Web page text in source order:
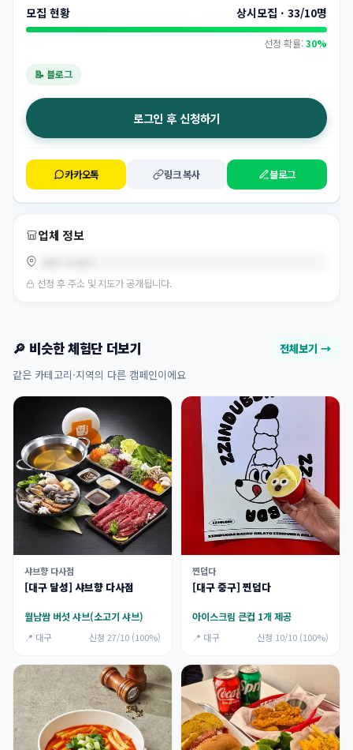
모집 현황 상시모집 · 33/10명
선정 확률:30%
📝 블로그
로그인 후 신청하기
카카오톡 링크 복사 블로그
업체 정보
선정 후 주소 및 지도가 공개됩니다.
🔎 비슷한 체험단 더보기 전체보기 →
같은 카테고리·지역의 다른 캠페인이에요
샤브향 다사점
[대구 달성] 샤브향 다사점
월남쌈 버섯 샤브(소고기 샤브)
📍 대구 신청 27/10 (100%)
찐덥다
[대구 중구] 찐덥다
아이스크림 큰컵 1개 제공
📍 대구 신청 10/10 (100%)